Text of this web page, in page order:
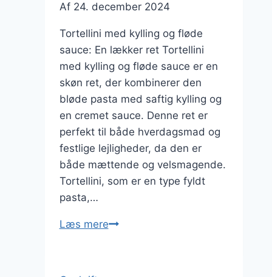
Af 24. december 2024
Tortellini med kylling og fløde
sauce: En lækker ret Tortellini
med kylling og fløde sauce er en
skøn ret, der kombinerer den
bløde pasta med saftig kylling og
en cremet sauce. Denne ret er
perfekt til både hverdagsmad og
festlige lejligheder, da den er
både mættende og velsmagende.
Tortellini, som er en type fyldt
pasta,…
Læs mereTortellini